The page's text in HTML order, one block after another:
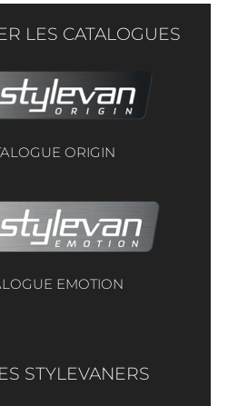
LES CATALOGUES
ORIGIN
EMOTION
STYLEVANERS